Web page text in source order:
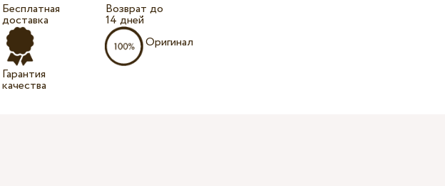
Бесплатная
доставка
Гарантия
качества
Возврат до
14 дней
Оригинал